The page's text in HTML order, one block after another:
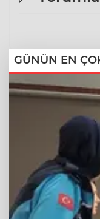
GÜNÜN EN